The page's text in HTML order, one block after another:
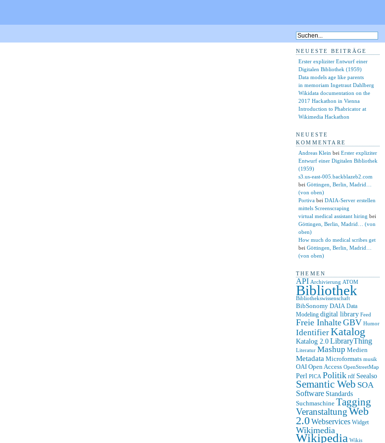
NEUESTE BEITRÄGE
Erster expliziter Entwurf einer
Digitalen Bibliothek (1959)
Data models age like parents
in memoriam Ingetraut Dahlberg
Wikidata documentation on the
2017 Hackathon in Vienna
Introduction to Phabricator at
Wikimedia Hackathon
NEUESTE
KOMMENTARE
Andreas Klein bei Erster expliziter
Entwurf einer Digitalen Bibliothek
(1959)
s3.us-east-005.backblazeb2.com
bei Göttingen, Berlin, Madrid…
(von oben)
Portiva bei DAIA-Server erstellen
mittels Screenscraping
virtual medical assistant hiring bei
Göttingen, Berlin, Madrid… (von
oben)
How much do medical scribes get
bei Göttingen, Berlin, Madrid…
(von oben)
THEMEN
API Archivierung ATOM
Bibliothek
Bibliothekswissenschaft
BibSonomy DAIA Data
Modeling digital library Feed
Freie InhalteGBV Humor
IdentifierKatalog
Katalog 2.0 LibraryThing
Literatur Mashup Medien
Metadata Microformats musik
OAI Open Access OpenStreetMap
Perl PICA Politik rdf Seealso
Semantic Web SOA
Software Standards
Suchmaschine Tagging
VeranstaltungWeb
2.0Webservices Widget
Wikimedia
Wikipedia Wikis